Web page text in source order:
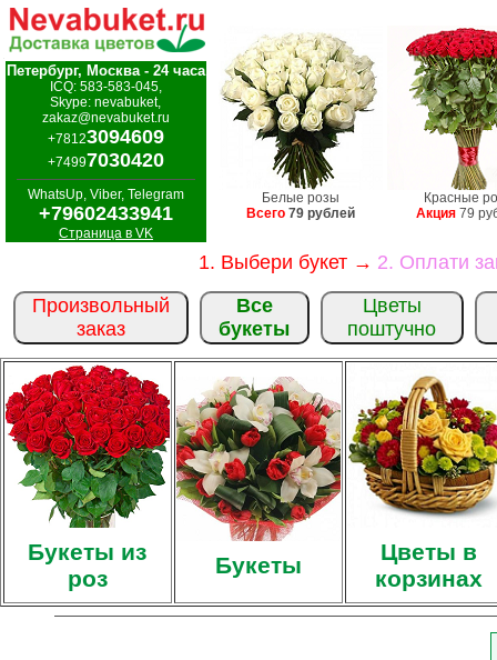
Петербург, Москва - 24 часа
ICQ: 583-583-045,
Skype: nevabuket,
zakaz@nevabuket.ru
+78123094609
+74997030420
WhatsUp, Viber, Telegram
+79602433941
Страница в VK
Белые розы
Всего 79 рублей
Красные
Акция 79
1. Выбери букет → 2. Оплати
Произвольный
заказ
Все
букеты
Цветы
поштучно
Букеты из
роз
Букеты
Цветы в
корзинах